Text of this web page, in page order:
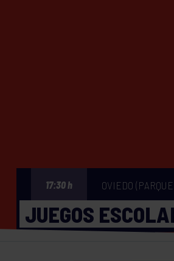
17:30 h OVIEDO
JUEGOS